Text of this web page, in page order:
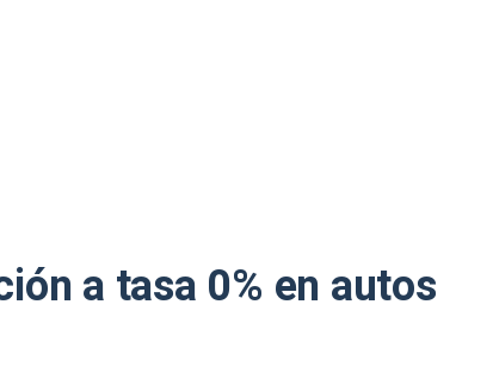
a tasa 0% en autos